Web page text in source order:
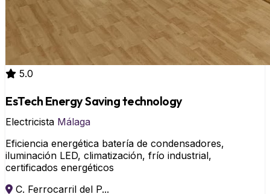
5.0
EsTech Energy Saving technology
Electricista Málaga
Eficiencia energética batería de condensadores,
iluminación LED, climatización, frío industrial,
certificados energéticos
C. Ferrocarril del P...